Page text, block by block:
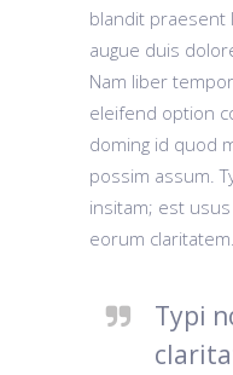
blandit praesent
augue duis
Nam liber
eleifend option
doming id quod
possim assum.
insitam; est
eorum claritatem.
Typi